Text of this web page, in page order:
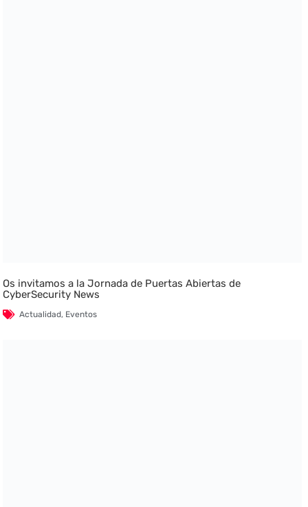
Os invitamos a la Jornada de Puertas Abiertas de
CyberSecurity News
Actualidad, Eventos